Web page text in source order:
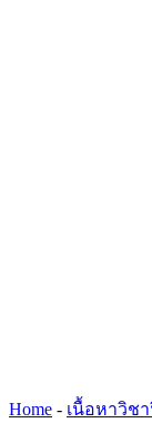
Home - เนื้อหาวิชา